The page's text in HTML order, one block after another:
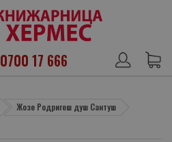
0700 17 666
Жозе Родригеш душ Сантуш